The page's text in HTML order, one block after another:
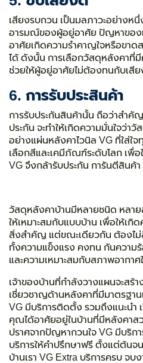
เสียงรบกวน เป็นมลภาวะอย่างห
อารมณ์ของผู้อยู่อาศัย ปัญหาของ
อาศัยเกิดความรำคาญใจหรือขาด
ได้ ดังนั้น การเลือกวัสดุหลังคาที่
ช่วยให้ผู้อยู่อาศัยไม่ต้องทนกับเสี
6. การรับประสินค้า
การรับประกันสินค้านั้น ถือว่าสำคั
ประกัน จะทำให้เกิดความมั่นใจว่
อย่างแผ่นหลังคาไวนิล VG ที่ใส่ใ
เลือกสีและเคมีภัณฑ์ระดับโลก เ
VG จึงกล้ารับประกัน การันตีสินค้า
วัสดุหลังคาบ้านมีหลายชนิด หลาย
ให้เหมาะสมกับแบบบ้าน เพื่อให้เกิ
สิ่งสำคัญ แต่ขณะเดียวกัน ต้องไ
ทั้งความแข็งแรง คงทน กันความ
และความเหมาะสมกับสภาพอากา
เจ้าของบ้านที่กำลังวางแผนจะสร้
เชี่ยวชาญด้านหลังคาที่มีมาตรฐา
VG มีบริการติดตั้ง รวมถึงแนะน
คุณได้อาศัยอยู่ในบ้านที่มีหลังคาส
ปราศจากปัญหากวนใจ VG มีบริก
บริการให้คำปรึกษาฟรี ตั้งแต่ต้นจ
บ้านเรา VG Extra บริการครบ จบ